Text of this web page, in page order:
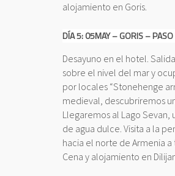
alojamiento en Goris.
DÍA 5: 05MAY – GORIS – PASO
Desayuno en el hotel.
sobre el nivel del mar y
por locales “Stonehenge
medieval, descubriremos
Llegaremos al Lago
de agua dulce. Visita a la
hacia el norte de Armenia
Cena y alojamiento en